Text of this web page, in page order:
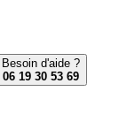
Besoin d'aide ?
06 19 30 53 69